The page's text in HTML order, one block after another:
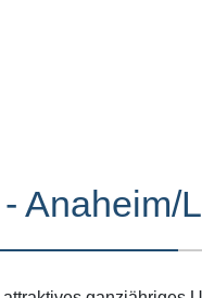
Anaheim/